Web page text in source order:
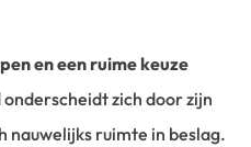
en een ruime keuze
zich door zijn
nauwelijks ruimte in beslag.